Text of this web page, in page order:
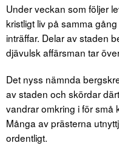
Under veckan som följer
kristligt liv på samma
inträffar. Delar av staden
djävulsk affärsman tar
Det nyss nämnda
av staden och skördar
vandrar omkring i för små
Många av prästerna
ordentligt.